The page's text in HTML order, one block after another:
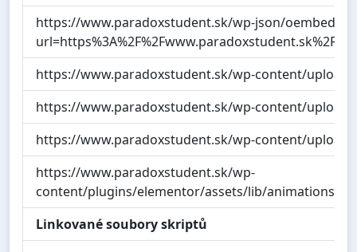
https://www.paradoxstudent.sk/wp-json/oembed/
https://www.paradoxstudent.sk/wp-content/
https://www.paradoxstudent.sk/wp-content/
https://www.paradoxstudent.sk/wp-content/
https://www.paradoxstudent.sk/wp-
content/plugins/elementor/assets/lib/animations/
Linkované soubory skriptů